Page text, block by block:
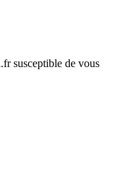
susceptible de vous